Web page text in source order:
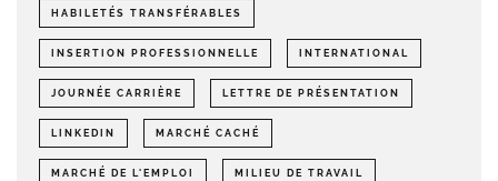
HABILETÉS TRANSFÉRABLES
INSERTION PROFESSIONNELLE INTERNATIONAL
JOURNÉE CARRIÈRE LETTRE DE PRÉSENTATION
LINKEDIN MARCHÉ CACHÉ
MARCHÉ DE L'EMPLOI MILIEU DE TRAVAIL